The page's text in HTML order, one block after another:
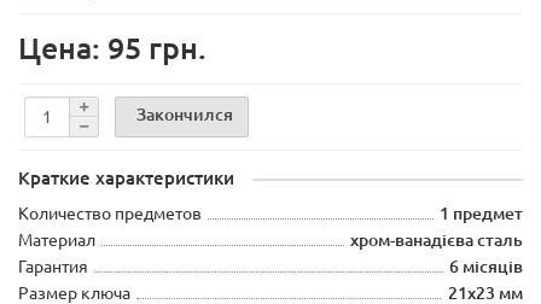
Цена: 95 грн.
Закончился
Краткие характеристики
Количество предметов
1 предмет
Материал
хром-ванадієва сталь
Гарантия
6 місяців
Размер ключа
21х23 мм